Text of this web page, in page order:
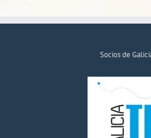
Socios de